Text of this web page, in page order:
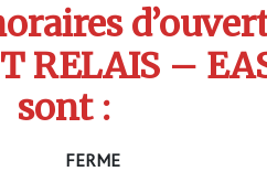
RELAIS –
sont :
FERME